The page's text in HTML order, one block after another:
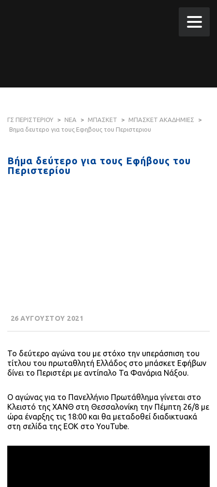
ΓΣ ΠΕΡΙΣΤΕΡΙΟΥ > ΝΕΑ > ΜΠΑΣΚΕΤ > ΜΠΑΣΚΕΤ ΑΚΑΔΗΜΙΕΣ
>
Βημα δευτερο για τους Εφηβους του Περιστεριου
Βήμα δεύτερο για τους Εφήβους του
Περιστερίου
26 ΑΥΓΟΥΣΤΟΥ 2021
Το δεύτερο αγώνα του με στόχο την υπεράσπιση του
τίτλου του πρωταθλητή Ελλάδος στο μπάσκετ Εφήβων
δίνει το Περιστέρι με αντίπαλο Τα Φανάρια Νάξου.
Ο αγώνας για το Πανελλήνιο Πρωτάθλημα γίνεται στο
Κλειστό της ΧΑΝΘ στη Θεσσαλονίκη την Πέμπτη 26/8 με
ώρα έναρξης τις 18:00 και θα μεταδοθεί διαδικτυακά
στη σελίδα της ΕΟΚ στο YouTube.